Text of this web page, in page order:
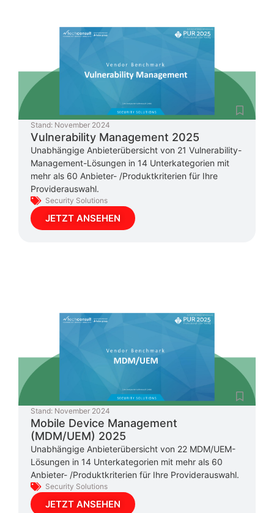
Stand: November 2024
Vulnerability Management 2025
Unabhängige Anbieterübersicht von 21 Vulnerability-
Management-Lösungen in 14 Unterkategorien mit
mehr als 60 Anbieter- /Produktkriterien für Ihre
Providerauswahl.
Security Solutions
JETZT ANSEHEN
Stand: November 2024
Mobile Device Management
(MDM/UEM) 2025
Unabhängige Anbieterübersicht von 22 MDM/UEM-
Lösungen in 14 Unterkategorien mit mehr als 60
Anbieter- /Produktkriterien für Ihre Providerauswahl.
Security Solutions
JETZT ANSEHEN